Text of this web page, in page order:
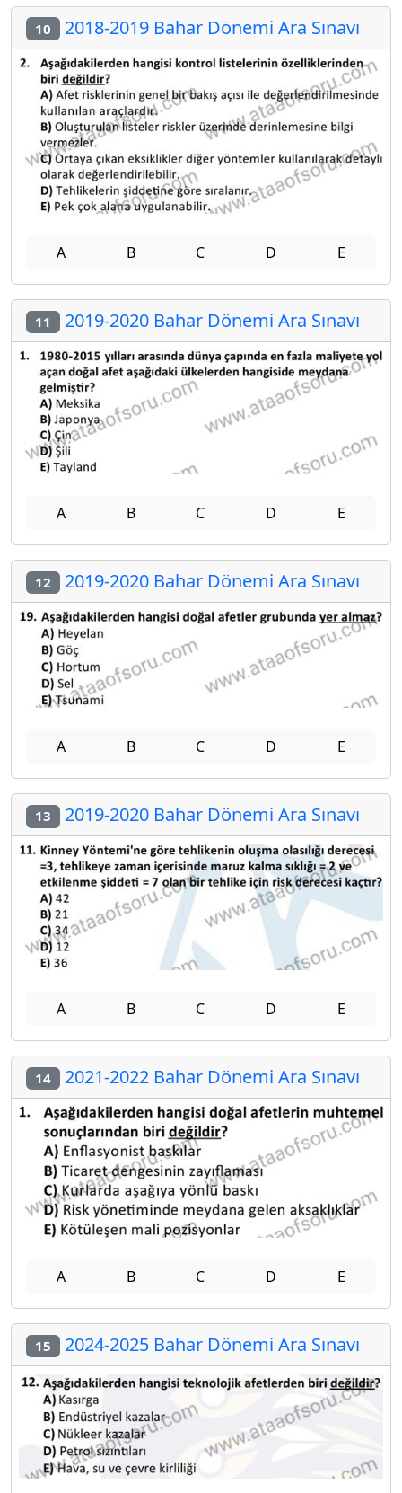
10 2018-2019 Bahar Dönemi Ara Sınavı
A B C D E
11 2019-2020 Bahar Dönemi Ara Sınavı
A B C D E
12 2019-2020 Bahar Dönemi Ara Sınavı
A B C D E
13 2019-2020 Bahar Dönemi Ara Sınavı
A B C D E
14 2021-2022 Bahar Dönemi Ara Sınavı
A B C D E
15 2024-2025 Bahar Dönemi Ara Sınavı